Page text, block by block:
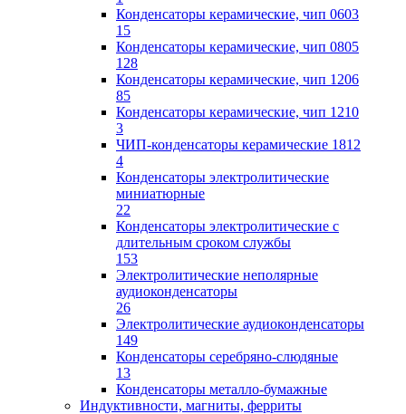
Конденсаторы керамические, чип 0603
15
Конденсаторы керамические, чип 0805
128
Конденсаторы керамические, чип 1206
85
Конденсаторы керамические, чип 1210
3
ЧИП-конденсаторы керамические 1812
4
Конденсаторы электролитические
миниатюрные
22
Конденсаторы электролитические с
длительным сроком службы
153
Электролитические неполярные
аудиоконденсаторы
26
Электролитические аудиоконденсаторы
149
Конденсаторы серебряно-слюдяные
13
Конденсаторы металло-бумажные
Индуктивности, магниты, ферриты